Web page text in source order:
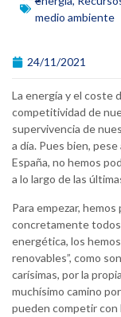
medio ambiente
24/11/2021
La energía y el coste
competitividad de
supervivencia de
a día. Pues bien,
España, no hemos
a lo largo de las
Para empezar,
concretamente
energética, los
renovables”, como
carísimas, por la
muchísimo camino
pueden competir con